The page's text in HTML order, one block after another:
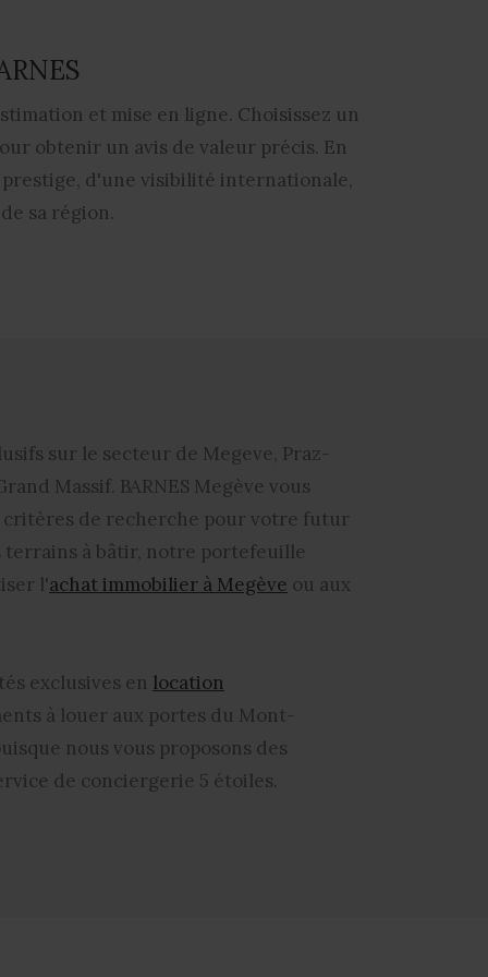
et mise en ligne. Choisissez un
obtenir un avis de valeur précis. En
d'une visibilité internationale,
sa région.
sur le secteur de Megeve, Praz-
Massif. BARNES Megève vous
critères de recherche pour votre futur
terrains à bâtir, notre portefeuille
l'achat immobilier à Megève ou aux
exclusives en location
à louer aux portes du Mont-
nous vous proposons des
de conciergerie 5 étoiles.